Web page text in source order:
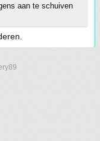
aan te schuiven